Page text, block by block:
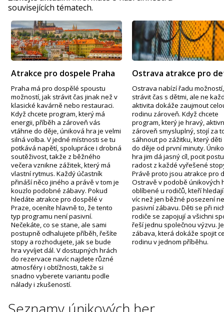
souvisejících tématech.
Atrakce pro dospele Praha
Praha má pro dospělé spoustu
možností, jak strávit čas jinak než v
klasické kavárně nebo restauraci.
Když chcete program, který má
energii, příběh a zároveň vás
vtáhne do děje, úniková hra je velmi
silná volba. V jedné místnosti se tu
potkává napětí, spolupráce i drobná
soutěživost, takže z běžného
večera vznikne zážitek, který má
vlastní rytmus. Každý účastník
přináší něco jiného a právě v tom je
kouzlo podobné zábavy. Pokud
hledáte atrakce pro dospělé v
Praze, oceníte hlavně to, že tento
typ programu není pasivní.
Nečekáte, co se stane, ale sami
postupně odhalujete příběh, řešíte
stopy a rozhodujete, jak se bude
hra vyvíjet dál. V dostupných hrách
do rezervace navíc najdete různé
atmosféry i obtížnosti, takže si
snadno vyberete variantu podle
nálady i zkušeností.
Ostrava atrakce pro
Ostrava nabízí řadu
strávit čas s dětmi, ale ne
aktivita dokáže zaujmout
rodinu zároveň. Když chcete
program, který je hravý,
zároveň smysluplný, stojí za
sáhnout po zážitku, který děti
do děje od první minuty.
hra jim dá jasný cíl, pocit
radost z každé vyřešené
Právě proto jsou atrakce pro
Ostravě v podobě únikových
oblíbené u rodičů, kteří
víc než jen běžné posezení
pasivní zábavu. Děti se při
rodiče se zapojují a všichni
řeší jednu společnou výzvu.
zábava, která dokáže spojit
rodinu v jednom příběhu.